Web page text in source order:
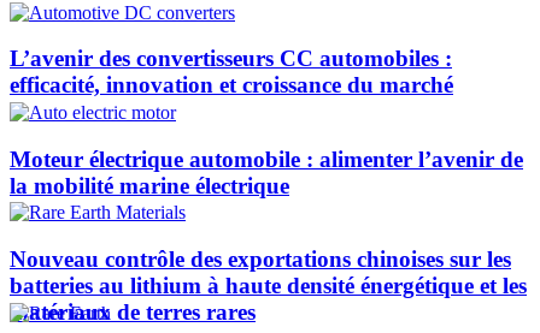
L’avenir des convertisseurs CC automobiles :
efficacité, innovation et croissance du marché
Moteur électrique automobile : alimenter l’avenir de
la mobilité marine électrique
Nouveau contrôle des exportations chinoises sur les
batteries au lithium à haute densité énergétique et les
matériaux de terres rares